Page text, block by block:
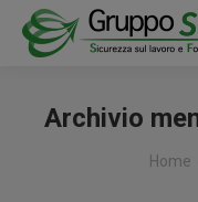
Archivio
Tu
Home